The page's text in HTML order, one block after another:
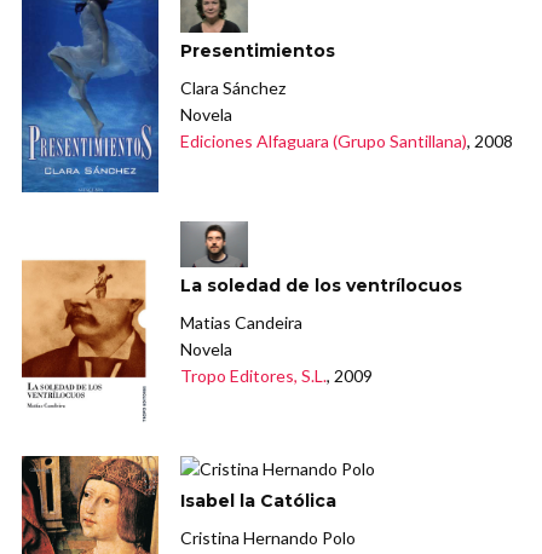
Presentimientos
Clara Sánchez
Novela
Ediciones Alfaguara (Grupo Santillana), 2008
La soledad de los ventrílocuos
Matias Candeira
Novela
Tropo Editores, S.L., 2009
Isabel la Católica
Cristina Hernando Polo